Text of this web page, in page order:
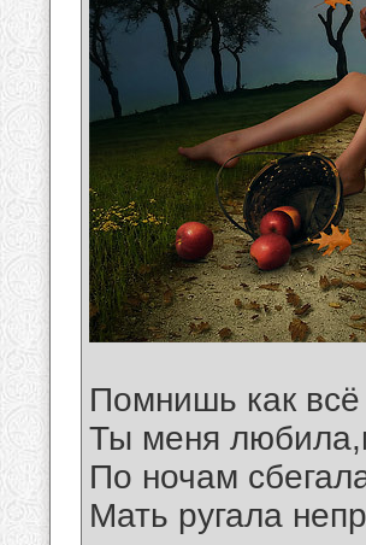
Помнишь как
Ты меня
По ночам
Мать ругала